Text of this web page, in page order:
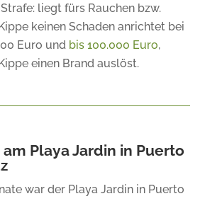
liegt fürs Rauchen bzw.
keinen Schaden anrichtet bei
Euro und bis 100.000 Euro,
einen Brand auslöst.
Playa Jardin in Puerto
war der Playa Jardin in Puerto